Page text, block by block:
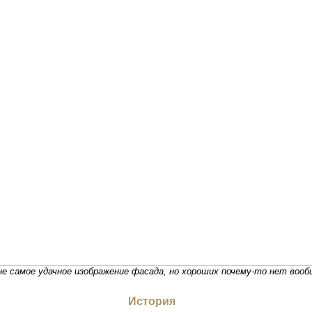
самое удачное изображение фасада, но хороших почему-то нет
История